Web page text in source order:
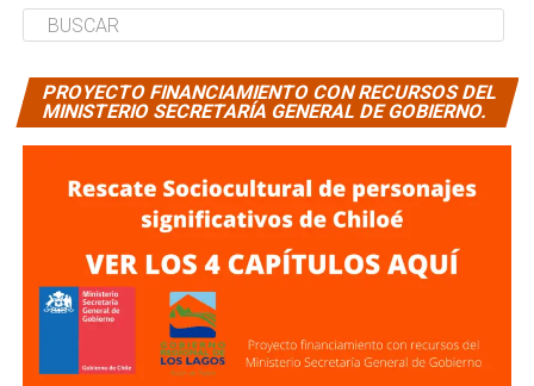
PROYECTO FINANCIAMIENTO CON RECURSOS DEL
MINISTERIO SECRETARÍA GENERAL DE GOBIERNO.